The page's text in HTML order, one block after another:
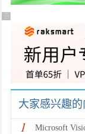
广告 商业广告，理性选择
大家感兴趣的
1 Microsoft Visio